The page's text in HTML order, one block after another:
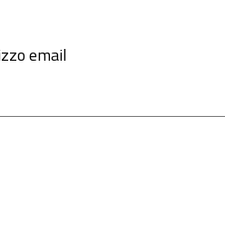
email